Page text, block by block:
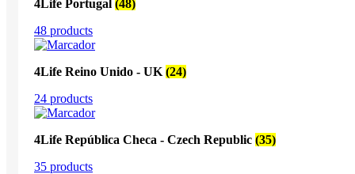
4Life Portugal (48)
48 products
4Life Reino Unido - UK (24)
24 products
4Life República Checa - Czech Republic (35)
35 products